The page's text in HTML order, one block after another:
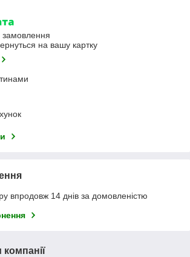
замовлення
на вашу картку
впродовж 14 днів за домовленістю
компанії